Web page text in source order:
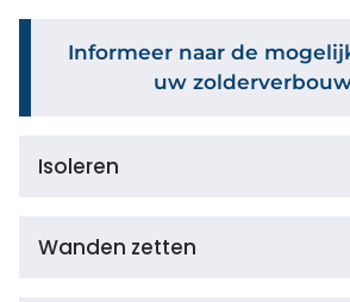
Informeer naar de
uw
Isoleren
Wanden zetten